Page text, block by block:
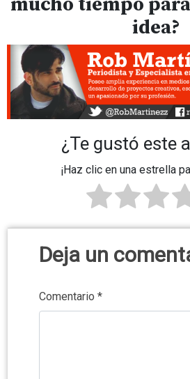
idea?
¿Te gustó este
¡Haz clic en una estrella
Deja un
Comentario *